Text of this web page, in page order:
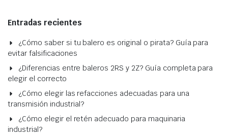
Entradas recientes
¿Cómo saber si tu balero es original o pirata? Guía para
evitar falsificaciones
¿Diferencias entre baleros 2RS y 2Z? Guía completa para
elegir el correcto
¿Cómo elegir las refacciones adecuadas para una
transmisión industrial?
¿Cómo elegir el retén adecuado para maquinaria
industrial?